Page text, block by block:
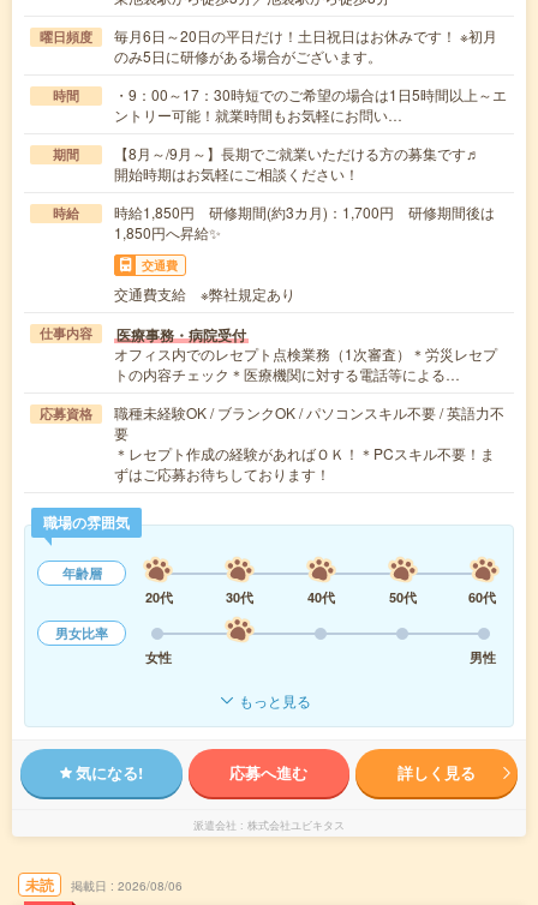
曜日頻度
毎月6日～20日の平日だけ！土日祝日はお休みです！ ※初月
のみ5日に研修がある場合がございます。
時間
・9：00～17：30時短でのご希望の場合は1日5時間以上～エ
ントリー可能！就業時間もお気軽にお問い…
期間
【8月～/9月～】長期でご就業いただける方の募集です♬
開始時期はお気軽にご相談ください！
時給
時給1,850円 研修期間(約3カ月)：1,700円 研修期間後は
1,850円へ昇給✨
交通費
交通費支給 ※弊社規定あり
仕事内容 医療事務・病院受付
オフィス内でのレセプト点検業務（1次審査）＊労災レセプ
トの内容チェック＊医療機関に対する電話等による…
応募資格
職種未経験OK / ブランクOK / パソコンスキル不要 / 英語力不
要
＊レセプト作成の経験があればＯＫ！＊PCスキル不要！ま
ずはご応募お待ちしております！
職場の雰囲気
年齢層
20代
30代 40代 50代
60代
男女比率
女性
男性
もっと見る
気になる! 応募へ進む 詳しく見る
派遣会社 株式会社ユビキタス
未読 掲載日 2026/08/06